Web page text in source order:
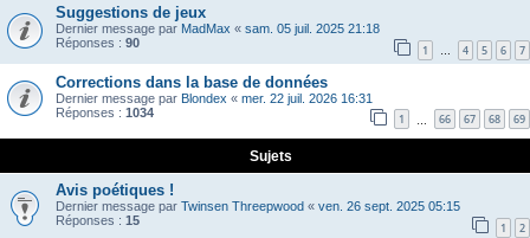
Suggestions de jeux
Dernier message par MadMax « sam. 05 juil. 2025 21:18
Réponses : 90 1 … 4 5 6 7
Corrections dans la base de données
Dernier message par Blondex « mer. 22 juil. 2026 16:31
Réponses : 1034 1 66 67 68 69
Sujets
Avis poétiques !
Dernier message par Twinsen Threepwood « ven. 26 sept. 2025 05:15
Réponses : 15 1 2